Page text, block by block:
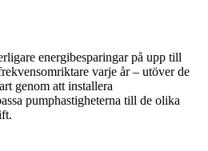
energibesparingar på upp till
varje år – utöver de
genom att installera
pumphastigheterna till de olika